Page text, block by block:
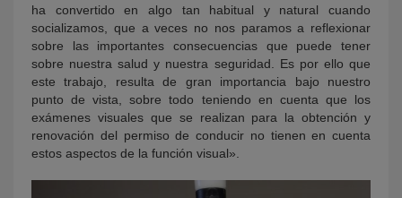
ha convertido en algo tan habitual y natural cuando
socializamos, que a veces no nos paramos a reflexionar
sobre las importantes consecuencias que puede tener
sobre nuestra salud y nuestra seguridad. Es por ello que
este trabajo, resulta de gran importancia bajo nuestro
punto de vista, sobre todo teniendo en cuenta que los
exámenes visuales que se realizan para la obtención y
renovación del permiso de conducir no tienen en cuenta
estos aspectos de la función visual».